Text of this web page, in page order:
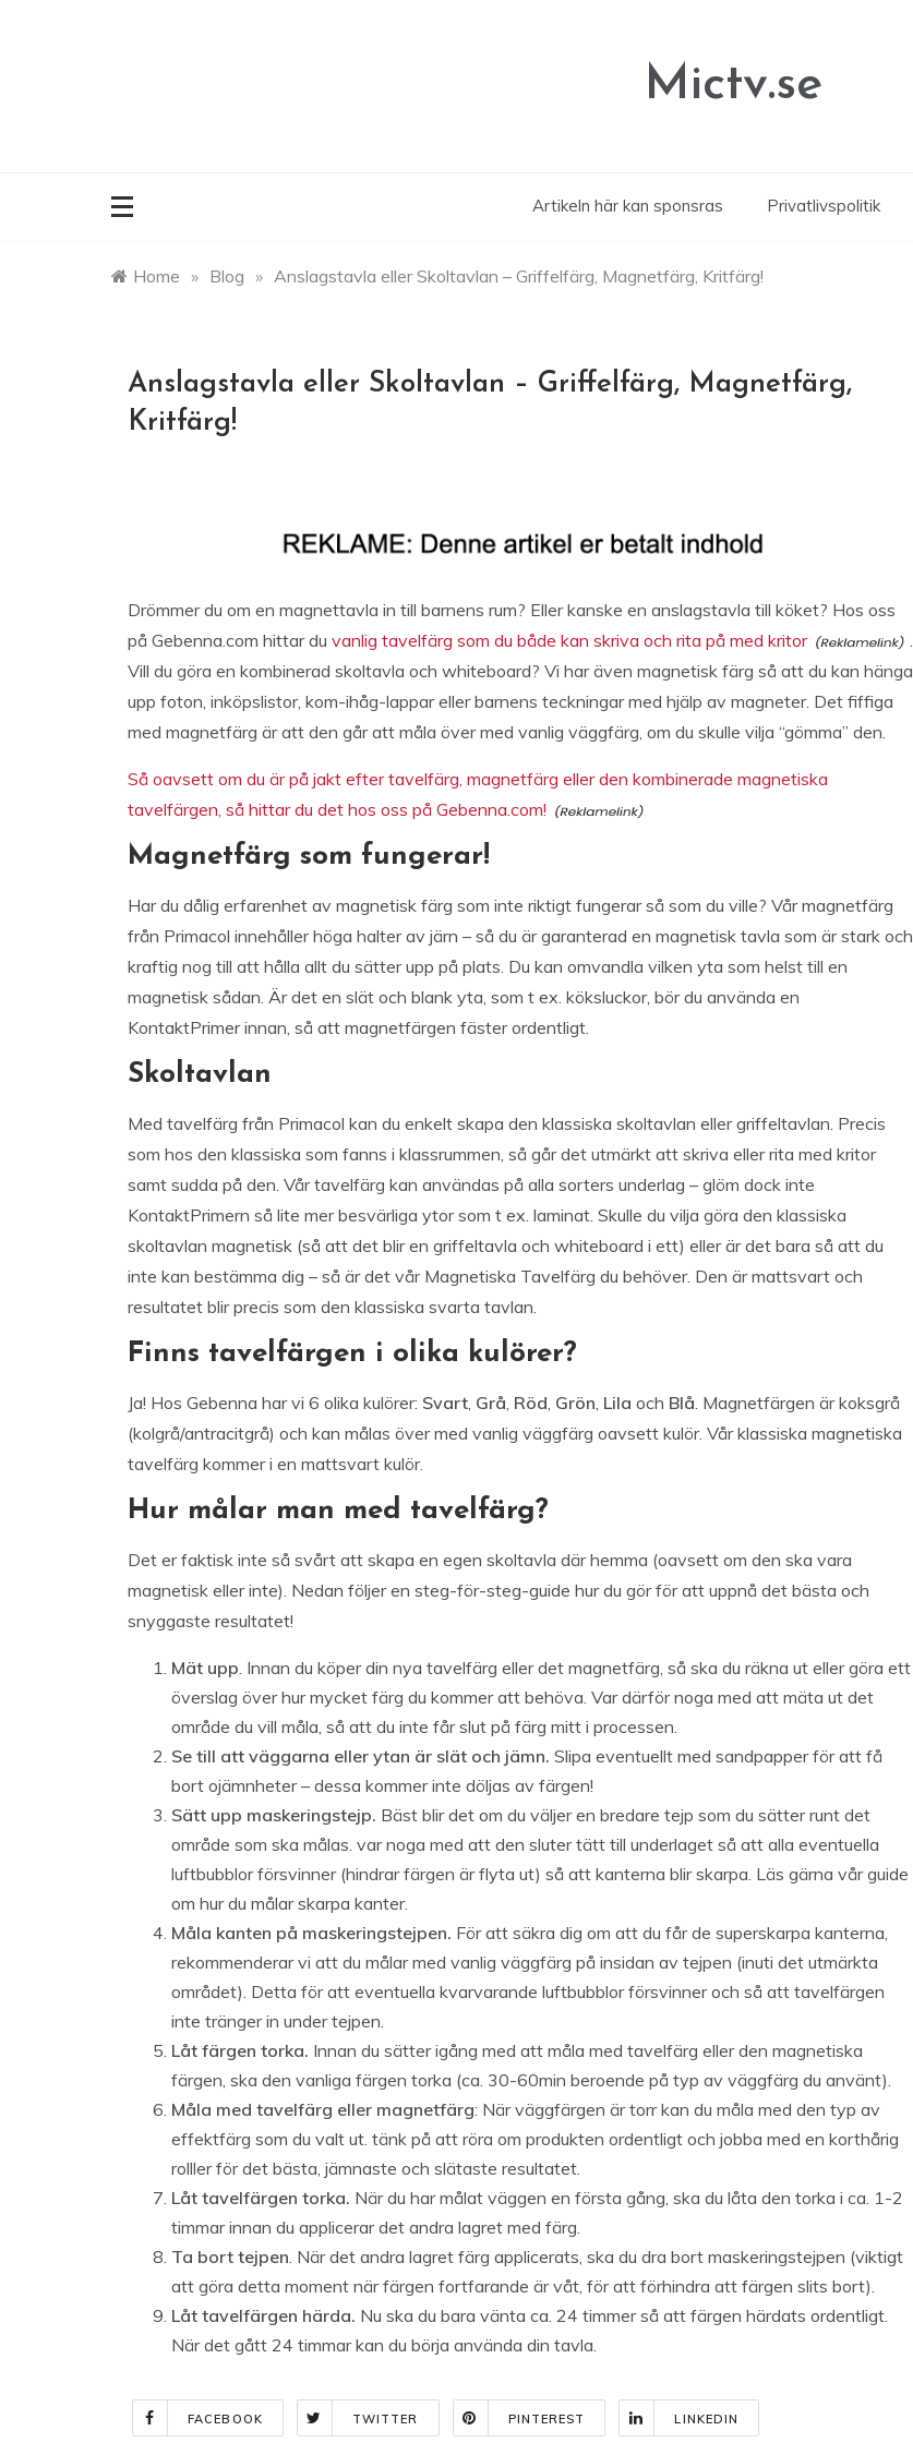
Mictv.se
Artikeln här kan sponsras Privatlivspolitik
Home » Blog » Anslagstavla eller Skoltavlan – Griffelfärg, Magnetfärg, Kritfärg!
Anslagstavla eller Skoltavlan – Griffelfärg, Magnetfärg,
Kritfärg!
Drömmer du om en magnettavla in till barnens rum? Eller kanske en anslagstavla till köket? Hos oss
på Gebenna.com hittar du vanlig tavelfärg som du både kan skriva och rita på med kritor
.
Vill du göra en kombinerad skoltavla och whiteboard? Vi har även magnetisk färg så att du kan hänga
upp foton, inköpslistor, kom-ihåg-lappar eller barnens teckningar med hjälp av magneter. Det fiffiga
med magnetfärg är att den går att måla över med vanlig väggfärg, om du skulle vilja “gömma” den.
Så oavsett om du är på jakt efter tavelfärg, magnetfärg eller den kombinerade magnetiska
tavelfärgen, så hittar du det hos oss på Gebenna.com!
Magnetfärg som fungerar!
Har du dålig erfarenhet av magnetisk färg som inte riktigt fungerar så som du ville? Vår magnetfärg
från Primacol innehåller höga halter av järn – så du är garanterad en magnetisk tavla som är stark och
kraftig nog till att hålla allt du sätter upp på plats. Du kan omvandla vilken yta som helst till en
magnetisk sådan. Är det en slät och blank yta, som t ex. köksluckor, bör du använda en
KontaktPrimer innan, så att magnetfärgen fäster ordentligt.
Skoltavlan
Med tavelfärg från Primacol kan du enkelt skapa den klassiska skoltavlan eller griffeltavlan. Precis
som hos den klassiska som fanns i klassrummen, så går det utmärkt att skriva eller rita med kritor
samt sudda på den. Vår tavelfärg kan användas på alla sorters underlag – glöm dock inte
KontaktPrimern så lite mer besvärliga ytor som t ex. laminat. Skulle du vilja göra den klassiska
skoltavlan magnetisk (så att det blir en griffeltavla och whiteboard i ett) eller är det bara så att du
inte kan bestämma dig – så är det vår Magnetiska Tavelfärg du behöver. Den är mattsvart och
resultatet blir precis som den klassiska svarta tavlan.
Finns tavelfärgen i olika kulörer?
Ja! Hos Gebenna har vi 6 olika kulörer: Svart, Grå, Röd, Grön, Lila och Blå. Magnetfärgen är koksgrå
(kolgrå/antracitgrå) och kan målas över med vanlig väggfärg oavsett kulör. Vår klassiska magnetiska
tavelfärg kommer i en mattsvart kulör.
Hur målar man med tavelfärg?
Det er faktisk inte så svårt att skapa en egen skoltavla där hemma (oavsett om den ska vara
magnetisk eller inte). Nedan följer en steg-för-steg-guide hur du gör för att uppnå det bästa och
snyggaste resultatet!
Mät upp. Innan du köper din nya tavelfärg eller det magnetfärg, så ska du räkna ut eller göra ett
överslag över hur mycket färg du kommer att behöva. Var därför noga med att mäta ut det
område du vill måla, så att du inte får slut på färg mitt i processen.
Se till att väggarna eller ytan är slät och jämn. Slipa eventuellt med sandpapper för att få
bort ojämnheter – dessa kommer inte döljas av färgen!
Sätt upp maskeringstejp. Bäst blir det om du väljer en bredare tejp som du sätter runt det
område som ska målas. var noga med att den sluter tätt till underlaget så att alla eventuella
luftbubblor försvinner (hindrar färgen är flyta ut) så att kanterna blir skarpa. Läs gärna vår guide
om hur du målar skarpa kanter.
Måla kanten på maskeringstejpen. För att säkra dig om att du får de superskarpa kanterna,
rekommenderar vi att du målar med vanlig väggfärg på insidan av tejpen (inuti det utmärkta
området). Detta för att eventuella kvarvarande luftbubblor försvinner och så att tavelfärgen
inte tränger in under tejpen.
Låt färgen torka. Innan du sätter igång med att måla med tavelfärg eller den magnetiska
färgen, ska den vanliga färgen torka (ca. 30-60min beroende på typ av väggfärg du använt).
Måla med tavelfärg eller magnetfärg: När väggfärgen är torr kan du måla med den typ av
effektfärg som du valt ut. tänk på att röra om produkten ordentligt och jobba med en korthårig
rolller för det bästa, jämnaste och slätaste resultatet.
Låt tavelfärgen torka. När du har målat väggen en första gång, ska du låta den torka i ca. 1-2
timmar innan du applicerar det andra lagret med färg.
Ta bort tejpen. När det andra lagret färg applicerats, ska du dra bort maskeringstejpen (viktigt
att göra detta moment när färgen fortfarande är våt, för att förhindra att färgen slits bort).
Låt tavelfärgen härda. Nu ska du bara vänta ca. 24 timmer så att färgen härdats ordentligt.
När det gått 24 timmar kan du börja använda din tavla.
FACEBOOK TWITTER PINTEREST LINKEDIN